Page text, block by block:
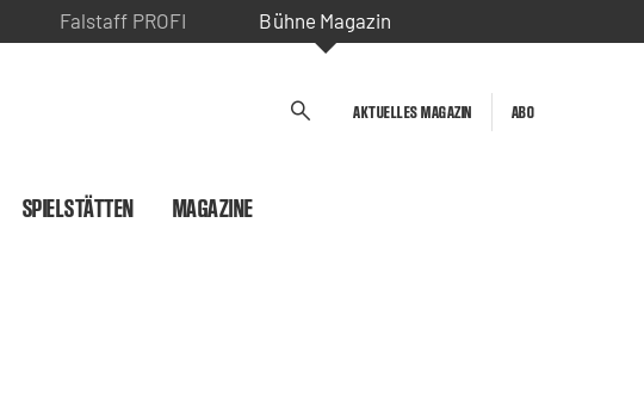
Falstaff PROFI Bühne Magazin
AKTUELLES MAGAZIN ABO
SPIELSTÄTTEN MAGAZINE